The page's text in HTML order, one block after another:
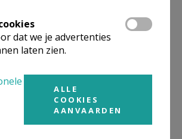
dat we je advertenties
laten zien.
ALLE
COOKIES
AANVAARDEN